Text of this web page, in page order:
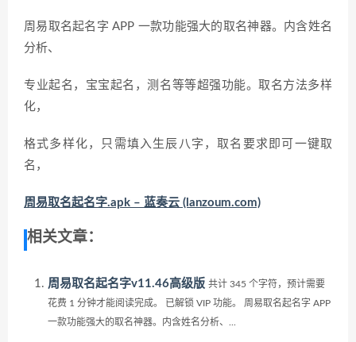
周易取名起名字 APP 一款功能强大的取名神器。内含姓名
分析、
专业起名，宝宝起名，测名等等超强功能。取名方法多样
化，
格式多样化，只需填入生辰八字，取名要求即可一键取
名，
周易取名起名字.apk – 蓝奏云 (lanzoum.com)
相关文章：
周易取名起名字v11.46高级版 共计 345 个字符，预计需要
花费 1 分钟才能阅读完成。 已解锁 VIP 功能。 周易取名起名字 APP
一款功能强大的取名神器。内含姓名分析、...